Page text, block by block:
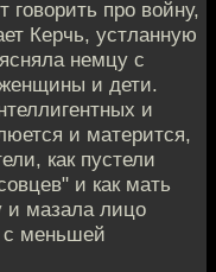
про войну,
Керчь, устланную
немцу с
женщины и дети.
и
и матерится,
как пустели
и как мать
и мазала лицо
меньшей